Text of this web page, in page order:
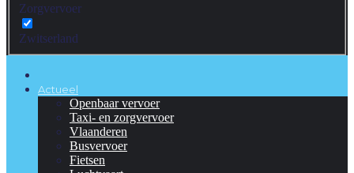
Zorgvervoer
Zwitserland
Actueel
Openbaar vervoer
Taxi- en zorgvervoer
Vlaanderen
Busvervoer
Fietsen